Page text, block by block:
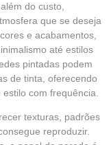
do custo,
que se deseja
e acabamentos,
até estilos
pintadas podem
de tinta, oferecendo
com frequência.
texturas, padrões
reproduzir.